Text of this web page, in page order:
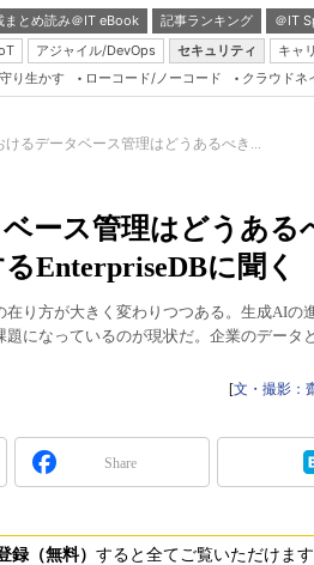
まとめ読み＠IT eBook 記事ランキング ＠IT
アジャイル/DevOps セキュリティ キャ
り生かす ローコード/ノーコード クラウドネ
るデータベース管理はどうあるべき...
ース管理はどうある
EnterpriseDBに聞く
り方が大きく変わりつつある。生成AIの
になっているのが現状だ。企業のデータ
[文・撮影：
Share
録（無料） すると全てご覧いただけます